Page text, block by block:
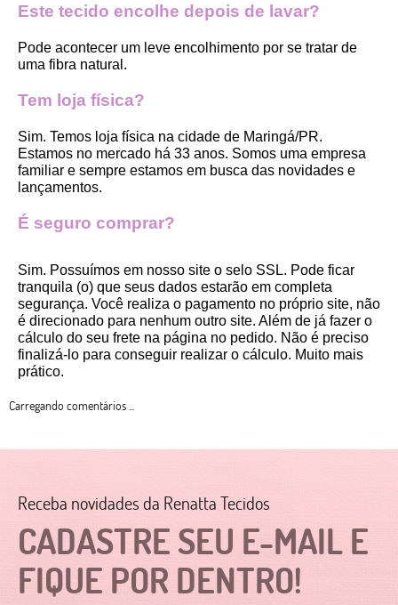
Este tecido encolhe depois de lavar?
Pode acontecer um leve encolhimento por se tratar de
uma fibra natural.
Tem loja física?
Sim. Temos loja física na cidade de Maringá/PR.
Estamos no mercado há 33 anos. Somos uma empresa
familiar e sempre estamos em busca das novidades e
lançamentos.
É seguro comprar?
Sim. Possuímos em nosso site o selo SSL. Pode ficar
tranquila (o) que seus dados estarão em completa
segurança. Você realiza o pagamento no próprio site, não
é direcionado para nenhum outro site. Além de já fazer o
cálculo do seu frete na página no pedido. Não é preciso
finalizá-lo para conseguir realizar o cálculo. Muito mais
prático.
Carregando comentários ...
CADASTRE SEU E-MAIL E
FIQUE POR DENTRO!
Receba novidades da Renatta Tecidos